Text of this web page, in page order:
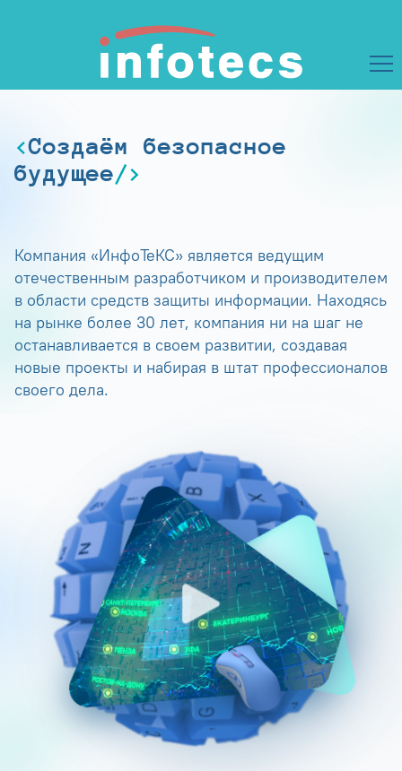
Создаём безопасное
будущее
Компания «ИнфоТеКС» является ведущим
отечественным разработчиком и производителем
в области средств защиты информации. Находясь
на рынке более 30 лет, компания ни на шаг не
останавливается в своем развитии, создавая
новые проекты и набирая в штат профессионалов
своего дела.